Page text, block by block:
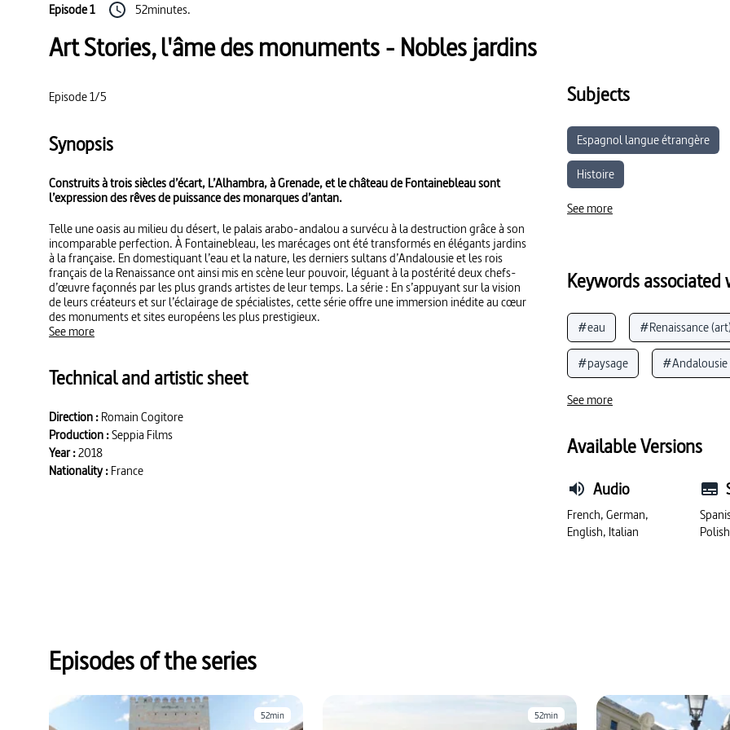
Episode 1 52minutes.
Art Stories, l'âme des monuments - Nobles jardins
Episode 1/5
Synopsis
Construits à trois siècles d’écart, L’Alhambra, à Grenade, et le château de Fontainebleau sont
l’expression des rêves de puissance des monarques d’antan.
Telle une oasis au milieu du désert, le palais arabo-andalou a survécu à la destruction grâce à son
incomparable perfection. À Fontainebleau, les marécages ont été transformés en élégants jardins
à la française. En domestiquant l’eau et la nature, les derniers sultans d’Andalousie et les rois
français de la Renaissance ont ainsi mis en scène leur pouvoir, léguant à la postérité deux chefs-
d’œuvre façonnés par les plus grands artistes de leur temps. La série : En s’appuyant sur la vision
de leurs créateurs et sur l’éclairage de spécialistes, cette série offre une immersion inédite au cœur
des monuments et sites européens les plus prestigieux.
See more
Technical and artistic sheet
Direction :Romain Cogitore
Production :Seppia Films
Year :2018
Nationality :France
Subjects
Espagnol langue étrangère
Histoire
See more
Keywords
#eau #Renaissance
#paysage #Andalousie
#architecture
#langue espagnole
See more
Available Versions
Audio
French, German,
English, Italian
Episodes of the series
52min 52min